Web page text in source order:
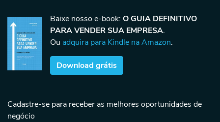
Baixe nosso e-book: O GUIA DEFINITIVO
PARA VENDER SUA EMPRESA.
Ou adquira para Kindle na Amazon.
Download grátis
Cadastre-se para receber as melhores oportunidades de
negócio